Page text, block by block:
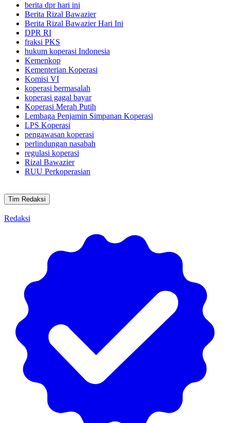
berita dpr hari ini
Berita Rizal Bawazier
Berita Rizal Bawazier Hari Ini
DPR RI
fraksi PKS
hukum koperasi Indonesia
Kemenkop
Kementerian Koperasi
Komisi VI
koperasi bermasalah
koperasi gagal bayar
Koperasi Merah Putih
Lembaga Penjamin Simpanan Koperasi
LPS Koperasi
pengawasan koperasi
perlindungan nasabah
regulasi koperasi
Rizal Bawazier
RUU Perkoperasian
Tim Redaksi
Redaksi